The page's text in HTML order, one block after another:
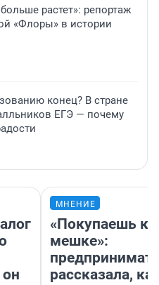
растет»: репортаж
«Флоры» в истории
конец? В стране
ЕГЭ — почему
МНЕНИЕ
«Покупаешь
мешке»:
рассказала,